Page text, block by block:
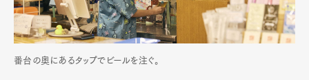
番台の奥にあるタップでビールを注ぐ。